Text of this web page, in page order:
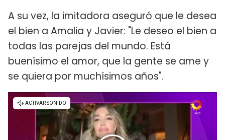
A su vez, la imitadora aseguró que le desea
el bien a Amalia y Javier: "Le deseo el bien a
todas las parejas del mundo. Está
buenísimo el amor, que la gente se ame y
se quiera por muchísimos años".